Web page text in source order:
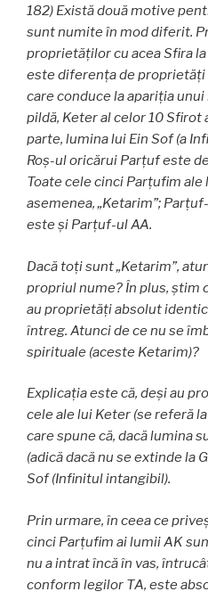
182) Există două motive
sunt numite în mod diferit.
proprietăților cu acea Sfira
este diferența de proprietăți
care conduce la apariția
pildă, Keter al celor 10 Sfirot
parte, lumina lui Ein Sof (a
Roş-ul oricărui Parţuf este
Toate cele cinci Parţufim ale
asemenea, „Ketarim”;
este şi Parţuf-ul AA.
Dacă toți sunt „Ketarim”,
propriul nume? În plus, știm
au proprietăți absolut
întreg. Atunci de ce nu se
spirituale (aceste Ketarim)?
Explicaţia este că, deși au
cele ale lui Keter (se referă
care spune că, dacă lumina
(adică dacă nu se extinde la
Sof (Infinitul intangibil).
Prin urmare, în ceea ce
cinci Parţufim ai lumii AK
nu a intrat încă în vas,
conform legilor TA, este